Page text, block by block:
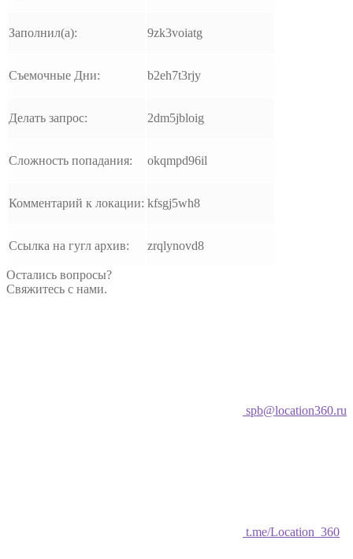
Заполнил(а): 9zk3voiatg
Съемочные Дни: b2eh7t3rjy
Делать запрос: 2dm5jbloig
Сложность попадания: okqmpd96il
Комментарий к локации: kfsgj5wh8
Ссылка на гугл архив: zrqlynovd8
Остались вопросы?
Свяжитесь с нами.
spb@location360.ru
t.me/Location_360